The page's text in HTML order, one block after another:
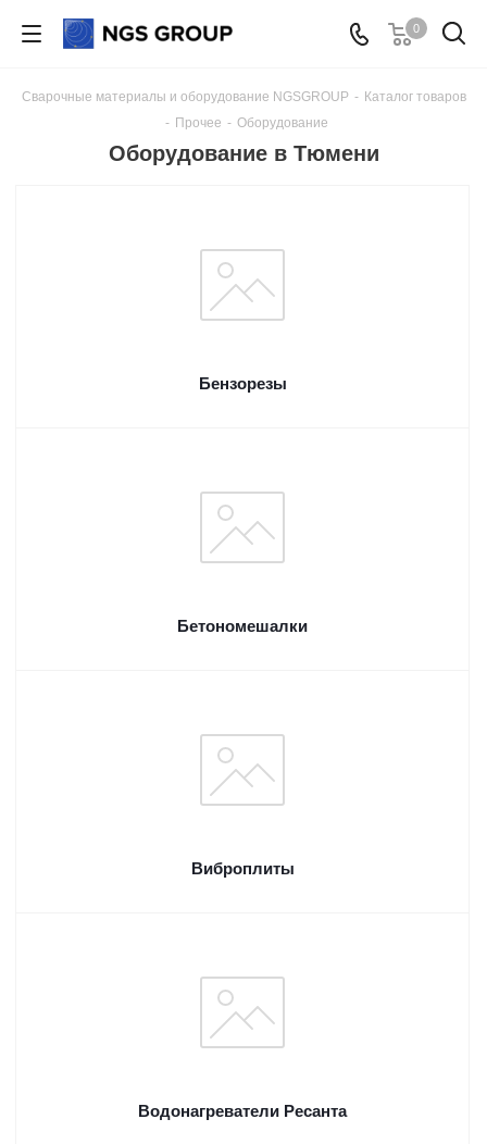
0
Сварочные материалы и оборудование NGSGROUP - Каталог товаров
- Прочее - Оборудование
Оборудование в Тюмени
Бензорезы
Бетономешалки
Виброплиты
Водонагреватели Ресанта